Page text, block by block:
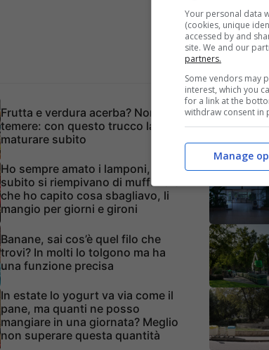
Frutta e verdura acerba? Non
temere: con questo trucco la fai
maturare subito
Ho sempre amato i lamponi, ma
subito si riempivano di muffa: ora
che ho capito cosa sbagliavo, li
mangio per giorni e gironi
Banane, sai cos’è quel filo che
trovi? In molti lo tolgono ma ha
una funzione precisa
In estate lo yogurt va via come il
pane, ma quanti ne posso
mangiare in una giornata? Meglio
non superare questa quantità
Lifestyle
Your personal data
(cookies, unique
accessed by and
site. We and our
partners.
Some vendors may
interest, which you
for a link at the
withdraw consent in
Manage